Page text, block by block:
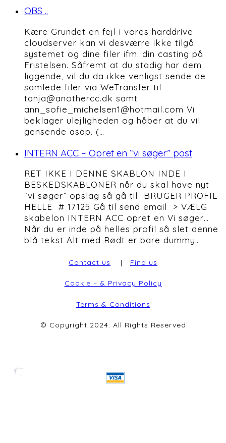
OBS ..
Kære Grundet en fejl i vores harddrive
cloudserver kan vi desværre ikke tilgå
systemet og dine filer ifm. din casting på
Fristelsen. Såfremt at du stadig har dem
liggende, vil du da ikke venligst sende de
samlede filer via WeTransfer til
tanja@anothercc.dk samt
ann_sofie_michelsen1@hotmail.com Vi
beklager ulejligheden og håber at du vil
gensende asap. (…
INTERN ACC – Opret en “vi søger” post
RET IKKE I DENNE SKABLON INDE I
BESKEDSKABLONER når du skal have nyt
“vi søger” opslag så gå til BRUGER PROFIL
HELLE # 17125 Gå til send email > VÆLG
skabelon INTERN ACC opret en Vi søger…
Når du er inde på helles profil så slet denne
blå tekst Alt med Rødt er bare dummy…
Contact us | Find us
Cookie – & Privacy Policy
Terms & Conditions
© Copyright 2024. All Rights Reserved